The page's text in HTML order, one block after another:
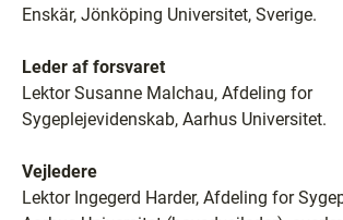
Enskär, Jönköping Universitet, Sverige.
Leder af forsvaret
Lektor Susanne Malchau, Afdeling for
Sygeplejevidenskab, Aarhus Universitet.
Vejledere
Lektor Ingegerd Harder, Afdeling for